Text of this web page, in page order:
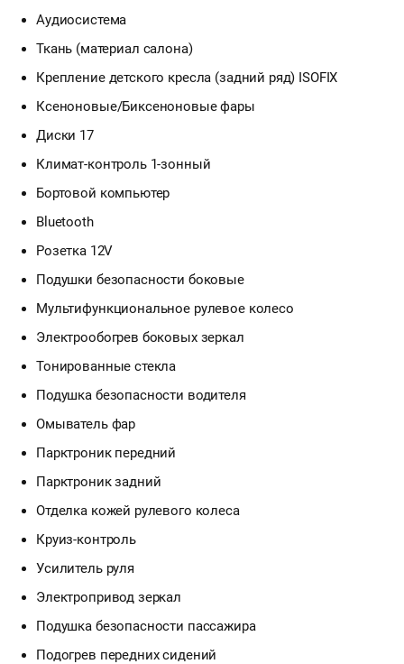
Аудиосистема
Ткань (материал салона)
Крепление детского кресла (задний ряд) ISOFIX
Ксеноновые/Биксеноновые фары
Диски 17
Климат-контроль 1-зонный
Бортовой компьютер
Bluetooth
Розетка 12V
Подушки безопасности боковые
Мультифункциональное рулевое колесо
Электрообогрев боковых зеркал
Тонированные стекла
Подушка безопасности водителя
Омыватель фар
Парктроник передний
Парктроник задний
Отделка кожей рулевого колеса
Круиз-контроль
Усилитель руля
Электропривод зеркал
Подушка безопасности пассажира
Подогрев передних сидений